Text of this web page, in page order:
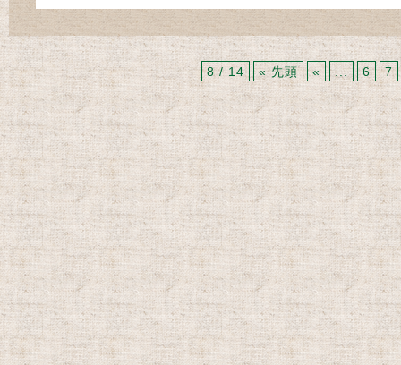
8 / 14 « 先頭 « ... 6 7